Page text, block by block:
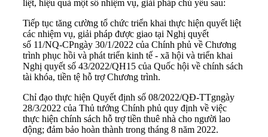
liệt, hiệu quả một số nhiệm vụ, giải pháp chủ yếu sau:
Tiếp tục tăng cường tổ chức triển khai thực hiện quyết liệt
các nhiệm vụ, giải pháp được giao tại Nghị quyết
số 11/NQ-CPngày 30/1/2022 của Chính phủ về Chương
trình phục hồi và phát triển kinh tế - xã hội và triển khai
Nghị quyết số 43/2022/QH15 của Quốc hội về chính sách
tài khóa, tiền tệ hỗ trợ Chương trình.
Chỉ đạo thực hiện Quyết định số 08/2022/QĐ-TTgngày
28/3/2022 của Thủ tướng Chính phủ quy định về việc
thực hiện chính sách hỗ trợ tiền thuê nhà cho người lao
động; đảm bảo hoàn thành trong tháng 8 năm 2022.